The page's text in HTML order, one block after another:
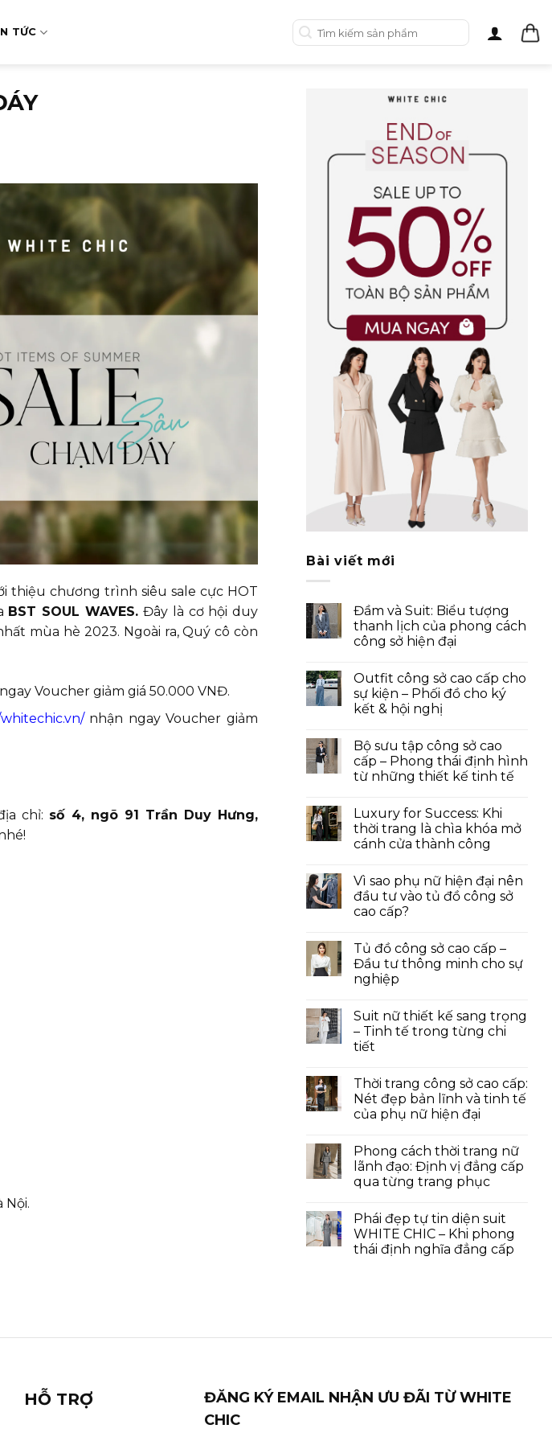
TỨC
Tìm
kiếm:
thiệu chương trình siêu sale cực HOT
BST SOUL WAVES.Đây là cơ hội duy
mùa hè 2023. Ngoài ra, Quý cô còn
Voucher giảm giá 50.000 VNĐ.
nhận ngay Voucher giảm
chỉ: số 4, ngõ 91 Trần Duy Hưng,
Nội.
Bài viết mới
Đầm và Suit: Biểu tượng
thanh lịch của phong cách
công sở hiện đại
Outfit công sở cao cấp cho
sự kiện – Phối đồ cho ký
kết & hội nghị
Bộ sưu tập công sở cao
cấp – Phong thái định hình
từ những thiết kế tinh tế
Luxury for Success: Khi
thời trang là chìa khóa mở
cánh cửa thành công
Vì sao phụ nữ hiện đại nên
đầu tư vào tủ đồ công sở
cao cấp?
Tủ đồ công sở cao cấp –
Đầu tư thông minh cho sự
nghiệp
Suit nữ thiết kế sang trọng
– Tinh tế trong từng chi
tiết
Thời trang công sở cao cấp:
Nét đẹp bản lĩnh và tinh tế
của phụ nữ hiện đại
Phong cách thời trang nữ
lãnh đạo: Định vị đẳng cấp
qua từng trang phục
Phái đẹp tự tin diện suit
WHITE CHIC – Khi phong
thái định nghĩa đẳng cấp
HỖ TRỢ
ĐĂNG KÝ EMAIL NHẬN ƯU ĐÃI TỪ WHITE
CHIC